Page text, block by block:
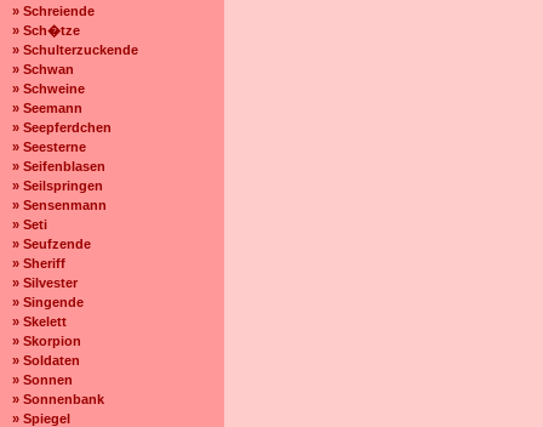
» Schreiende
» Sch�tze
» Schulterzuckende
» Schwan
» Schweine
» Seemann
» Seepferdchen
» Seesterne
» Seifenblasen
» Seilspringen
» Sensenmann
» Seti
» Seufzende
» Sheriff
» Silvester
» Singende
» Skelett
» Skorpion
» Soldaten
» Sonnen
» Sonnenbank
» Spiegel